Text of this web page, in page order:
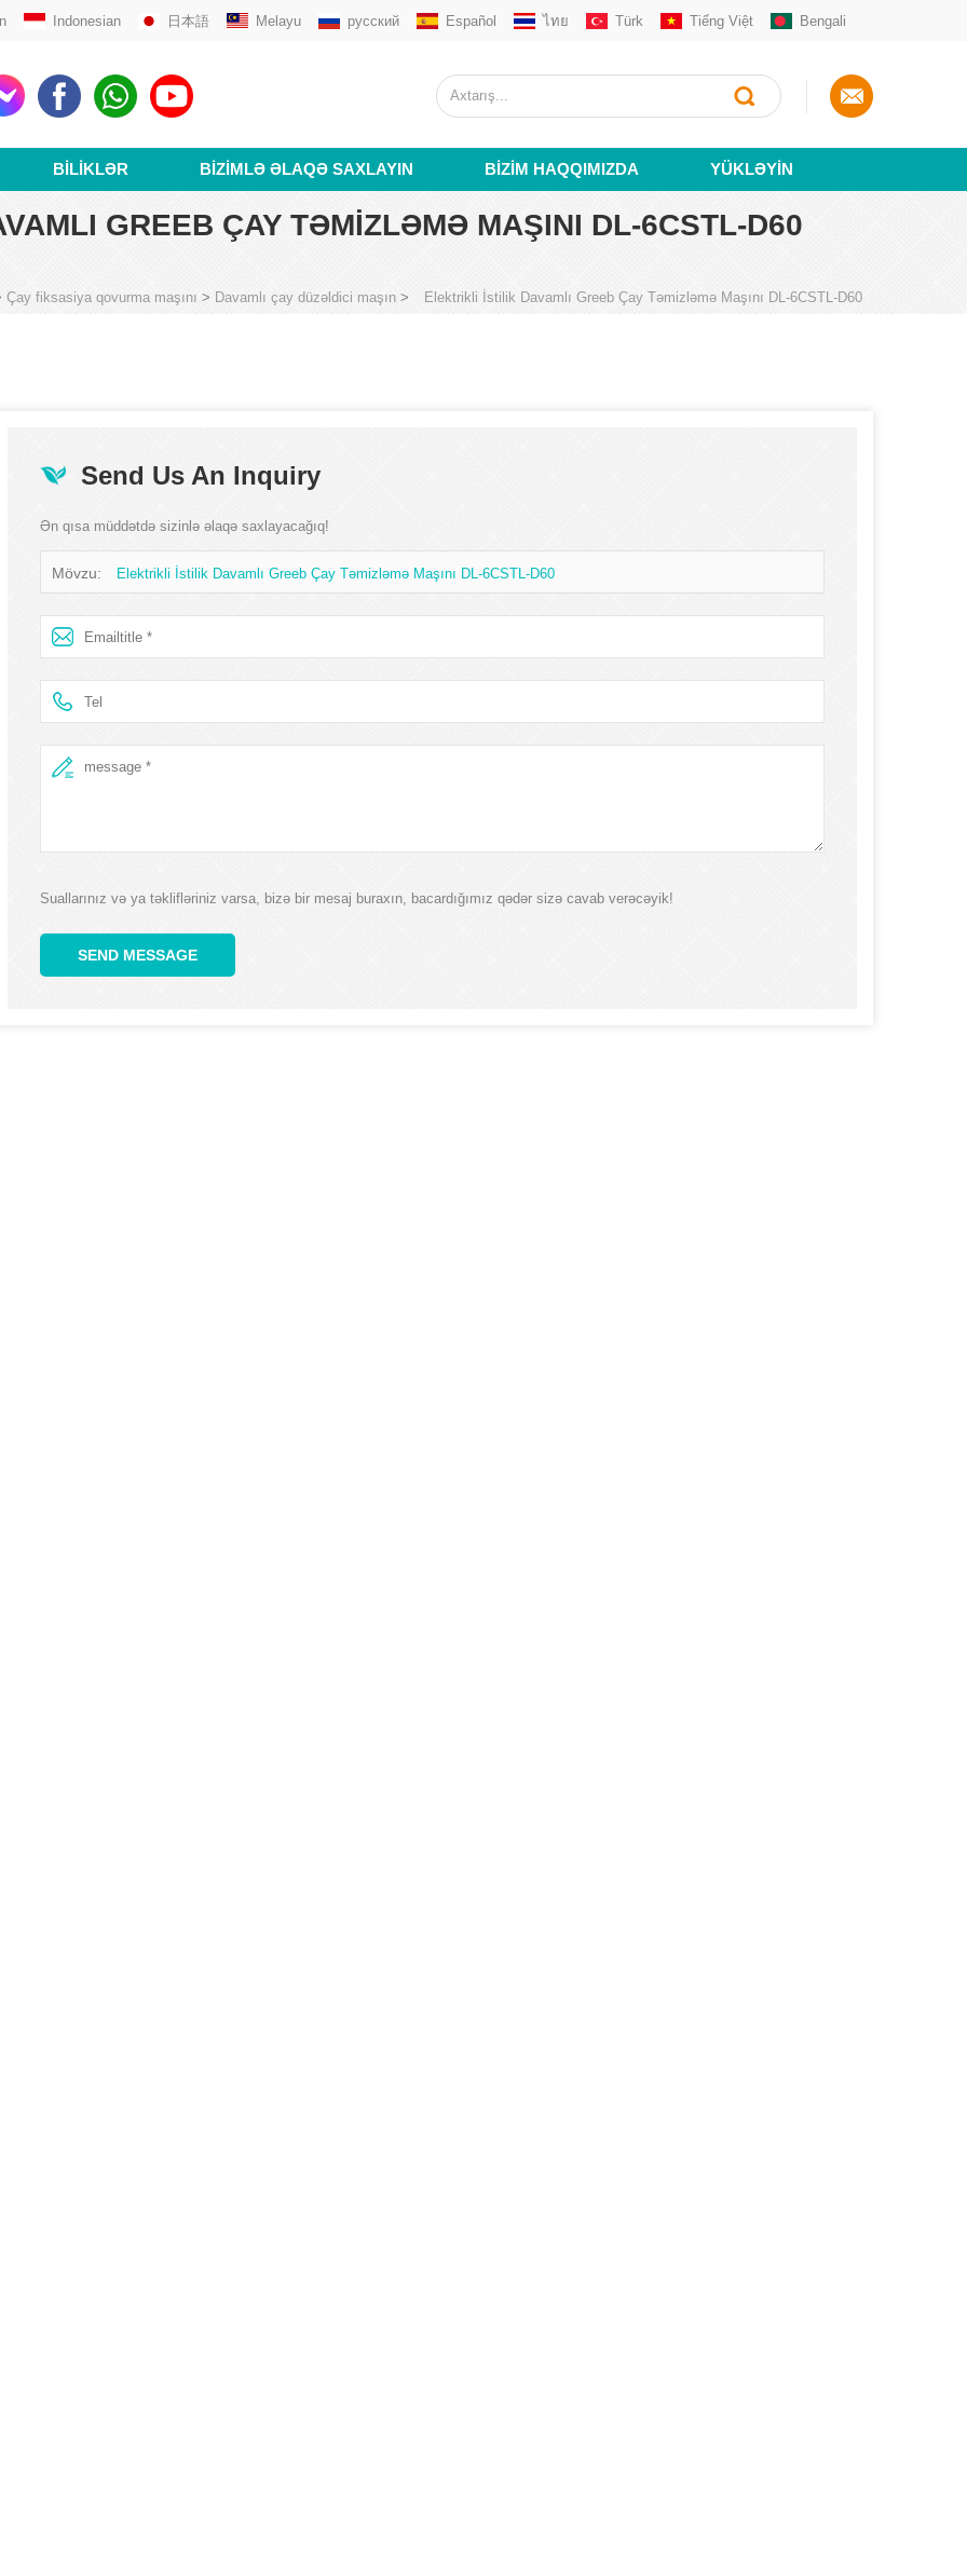
Indonesian 日本語 Melayu русский Español ไทย Türk Tiếng Việt Bengali
BILIKLƏR BIZIMLƏ ƏLAQƏ SAXLAYIN BIZIM HAQQIMIZDA YÜKLƏYIN
GREEB ÇAY TƏMIZLƏMƏ MAŞINI DL-6CSTL-D60
Çay fiksasiya qovurma maşını > Davamlı çay düzəldici maşın > Elektrikli İstilik Davamlı Greeb Çay Təmizləmə Maşını DL-6CSTL-D60
Send Us An Inquiry
Ən qısa müddətdə sizinlə əlaqə saxlayacağıq!
Mövzu: Elektrikli İstilik Davamlı Greeb Çay Təmizləmə Maşını DL-6CSTL-D60
Suallarınız və ya təklifləriniz varsa, bizə bir mesaj buraxın, bacardığımız qədər sizə cavab verəcəyik!
SEND MESSAGE